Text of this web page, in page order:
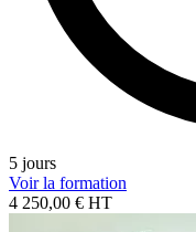
5 jours
Voir la formation
4 250,00 € HT